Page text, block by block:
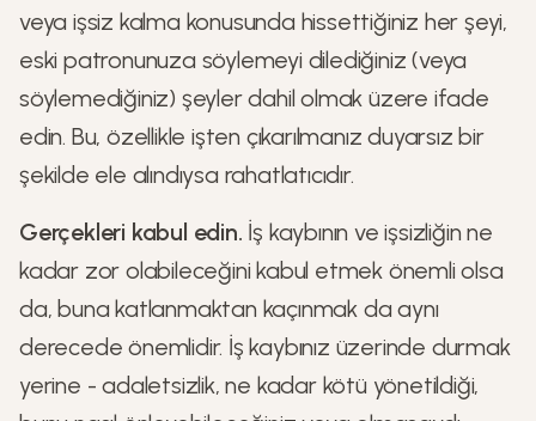
veya işsiz kalma konusunda hissettiğiniz her şeyi,
eski patronunuza söylemeyi dilediğiniz (veya
söylemediğiniz) şeyler dahil olmak üzere ifade
edin. Bu, özellikle işten çıkarılmanız duyarsız bir
şekilde ele alındıysa rahatlatıcıdır.
Gerçekleri kabul edin. İş kaybının ve işsizliğin ne
kadar zor olabileceğini kabul etmek önemli olsa
da, buna katlanmaktan kaçınmak da aynı
derecede önemlidir. İş kaybınız üzerinde durmak
yerine - adaletsizlik, ne kadar kötü yönetildiği,